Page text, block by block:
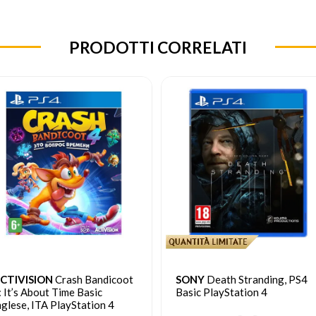
PRODOTTI CORRELATI
Death Stranding, PS4
PlayStation 4
ACTIVISIONCall of Duty:
Black Ops 6 PS4 Italian EMEA